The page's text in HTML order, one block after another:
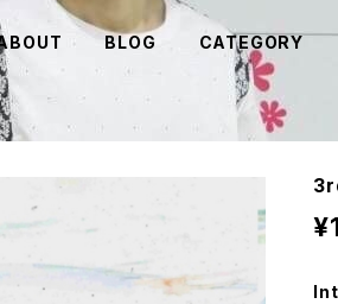
BLOG CATEGORY